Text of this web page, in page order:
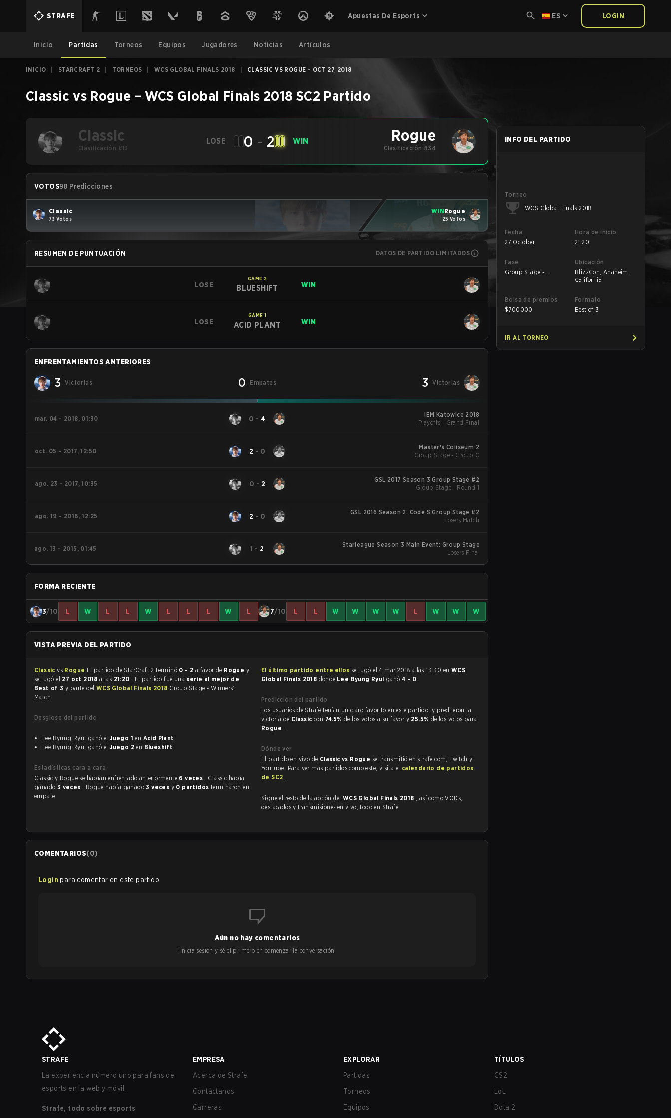
STRAFE Apuestas De Esports ES LOGIN
Inicio Partidas Torneos Equipos Jugadores Noticias Artículos
INICIO STARCRAFT 2 TORNEOS WCS GLOBAL FINALS 2018 CLASSIC VS ROGUE - OCT 27, 2018
Classic vs Rogue – WCS Global Finals 2018 SC2 Partido
Classic
Clasificación #13
LOSE 0 - 2 WIN Rogue
Clasificación #34
VOTOS98 Predicciones
Classic
73 Votos
WINRogue
25 Votos
RESUMEN DE PUNTUACIÓN DATOS DE PARTIDO LIMITADOS
LOSE
GAME 2
BLUESHIFT WIN
LOSE
GAME 1
ACID PLANT WIN
ENFRENTAMIENTOS ANTERIORES
3 Victorias 0 Empates 3 Victorias
mar. 04 - 2018, 01:30 0 -4
IEM Katowice 2018
Playoffs - Grand Final
oct. 05 - 2017, 12:50 2 - 0
Master's Coliseum 2
Group Stage - Group C
ago. 23 - 2017, 10:35 0 - 2
GSL 2017 Season 3 Group Stage #2
Group Stage - Round 1
ago. 19 - 2016, 12:25 2 - 0
GSL 2016 Season 2: Code S Group Stage #2
Losers Match
ago. 13 - 2015, 01:45 1 - 2
Starleague Season 3 Main Event: Group Stage
Losers Final
FORMA RECIENTE
3/10 L W L L W L L L W L 7/10 L L W W W W L W W W
VISTA PREVIA DEL PARTIDO
Classicvs Rogue El partido de StarCraft 2 terminó 0 - 2 a favor de Rogue y
se jugó el 27 oct 2018a las 21:20 . El partido fue una serie al mejor de
Best of 3 y parte del WCS Global Finals 2018 Group Stage - Winners'
Match.
Desglose del partido
Lee Byung Ryul ganó elJuego 1 en Acid Plant
Lee Byung Ryul ganó elJuego 2 en Blueshift
Estadísticas cara a cara
Classic y Rogue se habían enfrentado anteriormente 6 veces . Classic había
ganado 3 veces , Rogue había ganado3 veces y 0 partidos terminaron en
empate.
El último partido entre ellos se jugó el 4 mar 2018 a las 13:30 en WCS
Global Finals 2018 donde Lee Byung Ryul ganó 4 - 0 .
Predicción del partido
Los usuarios de Strafe tenían un claro favorito en este partido, y predijeron la
victoria de Classic con 74.5% de los votos a su favor y 25.5% de los votos para
Rogue .
Dónde ver
El partido en vivo de Classic vs Rogue se transmitió en strafe.com, Twitch y
Youtube. Para ver más partidos como este, visita el calendario de partidos
de SC2 .
Sigue el resto de la acción del WCS Global Finals 2018 , así como VODs,
destacados y transmisiones en vivo, todo en Strafe.
COMENTARIOS(0)
Login para comentar en este partido
Aún no hay comentarios
¡Inicia sesión y sé el primero en comenzar la conversación!
INFO DEL PARTIDO
Torneo
WCS Global Finals 2018
Fecha
27 October
Hora de inicio
21:20
Fase
Group Stage -
Ubicación
BlizzCon, Anaheim,
California
Bolsa de premios
$700000
Formato
Best of 3
IR AL TORNEO
STRAFE
La experiencia número uno para fans de
esports en la web y móvil.
Strafe, todo sobre esports
EMPRESA
Acerca de Strafe
Contáctanos
Carreras
EXPLORAR
Partidas
Torneos
Equipos
TÍTULOS
CS2
LoL
Dota 2